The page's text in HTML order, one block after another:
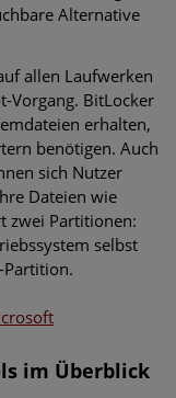
Alternative
allen Laufwerken
Vorgang. BitLocker
erhalten,
benötigen. Auch
sich Nutzer
Dateien wie
zwei Partitionen:
selbst
Partition.
im Überblick